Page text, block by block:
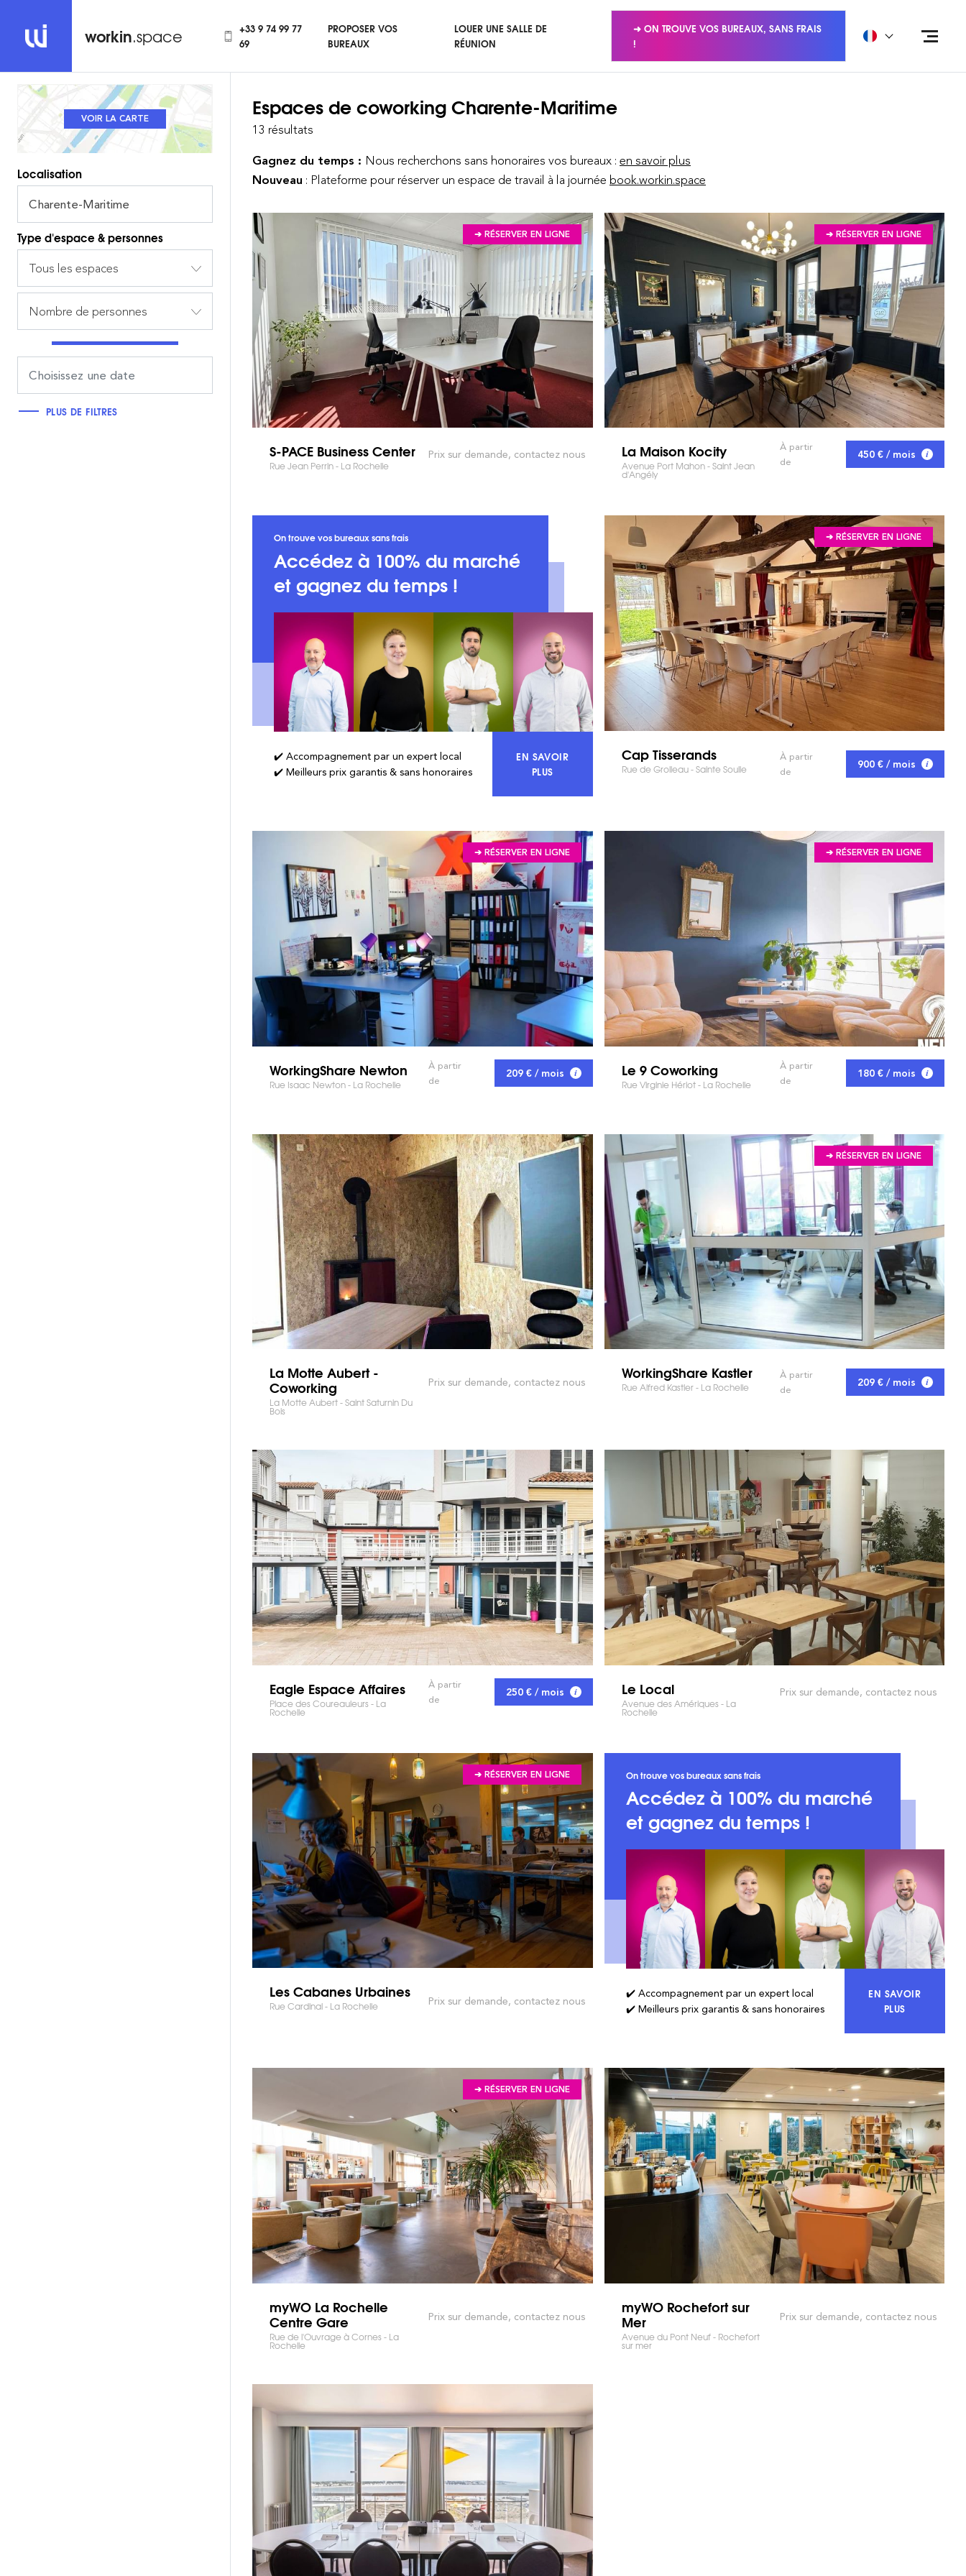
workin.space
+33 9 74 99 77
69
PROPOSER VOS
BUREAUX
LOUER UNE SALLE DE
RÉUNION
➜ ON TROUVE VOS BUREAUX, SANS FRAIS
!
REVENIR À LA LISTE
VOIR LA CARTE
Localisation
Type d'espace & personnes
Tous les espaces
Nombre de personnes
PLUS DE FILTRES
Espaces de coworkingCharente-Maritime
13 résultats
Gagnez du temps : Nous recherchons sans honoraires vos bureaux : en savoir plus
Nouveau : Plateforme pour réserver un espace de travail à la journée book.workin.space
➔ RÉSERVER EN LIGNE
S-PACE Business Center
Rue Jean Perrin - La Rochelle
Prix sur demande, contactez nous
➔ RÉSERVER EN LIGNE
La Maison Kocity
Avenue Port Mahon - Saint Jean
d'Angély
À partir
de
450 € / mois
On trouve vos bureaux sans frais
Accédez à 100% du marché
et gagnez du temps !
✔️ Accompagnement par un expert local
✔️ Meilleurs prix garantis & sans honoraires
EN SAVOIR
PLUSACCÉDEZ À 100% DU MARCHÉ ET GAGNEZ DU TEMPS !
➔ RÉSERVER EN LIGNE
Cap Tisserands
Rue de Grolleau - Sainte Soulle
À partir
de
900 € / mois
➔ RÉSERVER EN LIGNE
WorkingShare Newton
Rue Isaac Newton - La Rochelle
À partir
de
209 € / mois
➔ RÉSERVER EN LIGNE
Le 9 Coworking
Rue Virginie Hériot - La Rochelle
À partir
de
180 € / mois
La Motte Aubert -
Coworking
La Motte Aubert - Saint Saturnin Du
Bois
Prix sur demande, contactez nous
➔ RÉSERVER EN LIGNE
WorkingShare Kastler
Rue Alfred Kastler - La Rochelle
À partir
de
209 € / mois
Eagle Espace Affaires
Place des Coureauleurs - La
Rochelle
À partir
de
250 € / mois Le Local
Avenue des Amériques - La
Rochelle
Prix sur demande, contactez nous
➔ RÉSERVER EN LIGNE
Les Cabanes Urbaines
Rue Cardinal - La Rochelle Prix sur demande, contactez nous
On trouve vos bureaux sans frais
Accédez à 100% du marché
et gagnez du temps !
✔️ Accompagnement par un expert local
✔️ Meilleurs prix garantis & sans honoraires
EN SAVOIR
PLUSACCÉDEZ À
➔ RÉSERVER EN LIGNE
myWO La Rochelle
Centre Gare
Rue de l'Ouvrage à Cornes - La
Rochelle
Prix sur demande, contactez nous myWO Rochefort sur
Mer
Avenue du Pont Neuf - Rochefort
sur mer
Prix sur demande, contactez nous